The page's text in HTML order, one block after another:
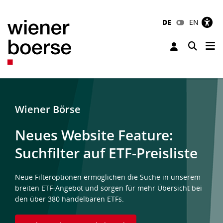
DE EN
Toggle
Wiener Börse
Neues Website Feature:
Suchfilter auf ETF-Preisliste
Neue Filteroptionen ermöglichen die Suche in unserem
breiten ETF-Angebot und sorgen für mehr Übersicht bei
den über 380 handelbaren ETFs.